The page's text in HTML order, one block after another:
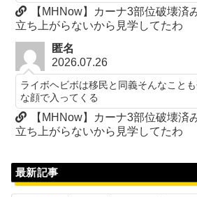
【MHNow】カーナ3部位破壊済
立ち上がらないから見学してたわ
匿名
2026.07.26
ライボヘビボは移民と同義そんなこと
な顔で入ってくる
【MHNow】カーナ3部位破壊済
立ち上がらないから見学してたわ
最新記事